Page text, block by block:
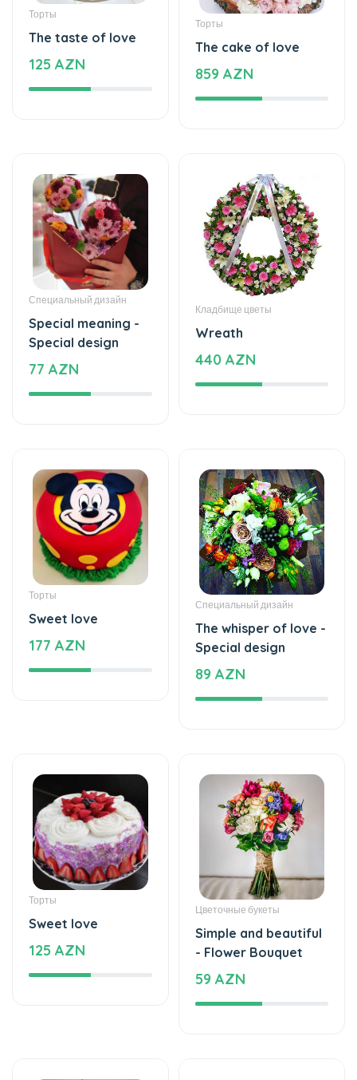
Специальный дизайн
Special meaning -
Special design
77 AZN
Кладбище цветы
Wreath
440 AZN
Торты
Sweet love
177 AZN
Специальный дизайн
The whisper of love -
Special design
89 AZN
Торты
Sweet love
125 AZN
Цветочные букеты
Simple and beautiful
- Flower Bouquet
59 AZN